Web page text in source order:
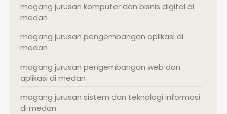
magang jurusan komputer dan bisnis digital di
medan
magang jurusan pengembangan aplikasi di
medan
magang jurusan pengembangan web dan
aplikasi di medan
magang jurusan sistem dan teknologi informasi
di medan